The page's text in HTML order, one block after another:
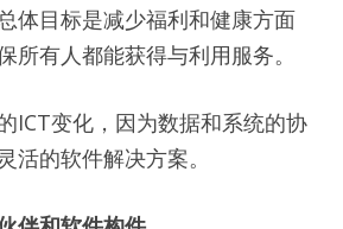
体目标是减少福利和健康方面
所有人都能获得与利用服务。
ICT变化，因为数据和系统的协
活的软件解决方案。